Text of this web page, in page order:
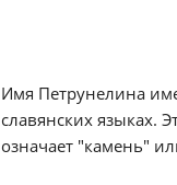
Имя Петрунелина
славянских языках.
означает "камень"